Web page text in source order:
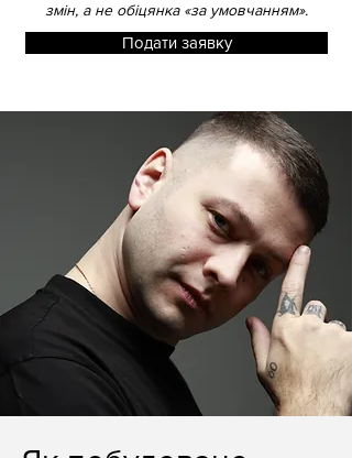
змін, а не обіцянка «за умовчанням».
Подати заявку